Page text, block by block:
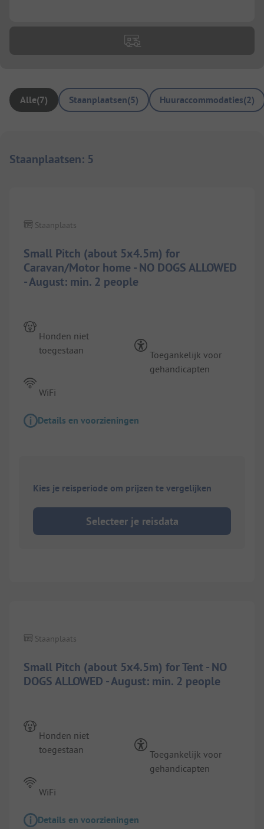
Alle(7) Staanplaatsen(5) Huuraccommodaties(2)
Staanplaatsen: 5
Small Pitch (about 5x4.5m) for
Caravan/Motor home - NO DOGS ALLOWED
- August: min. 2 people
Staanplaats
Honden niet
toegestaan
WiFi
Toegankelijk voor
gehandicapten
Details en voorzieningen
Kies je reisperiode om prijzen te vergelijken
Selecteer je reisdata
Small Pitch (about 5x4.5m) for Tent - NO
DOGS ALLOWED - August: min. 2 people
Staanplaats
Honden niet
toegestaan
WiFi
Toegankelijk voor
gehandicapten
Details en voorzieningen